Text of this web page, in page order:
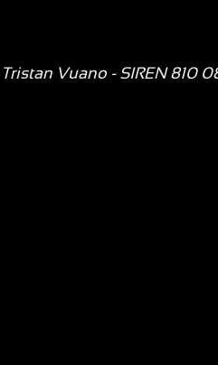
Tristan Vuano - SIREN 810